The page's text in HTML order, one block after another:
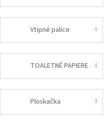
Vtipné palice
TOALETNÉ PAPIERE
Ploskačka